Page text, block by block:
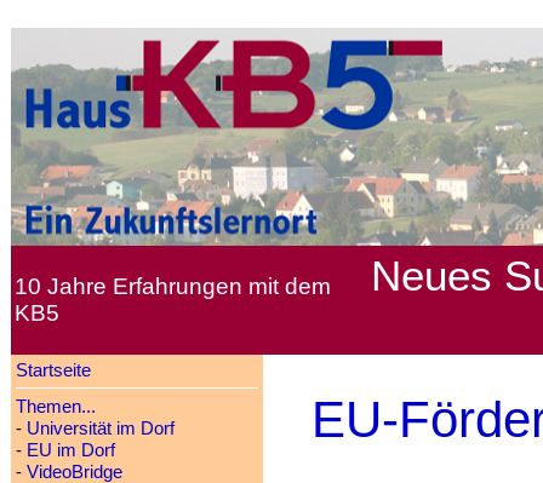
10 Jahre Erfahrungen mit dem
KB5
Neues
Startseite
Themen...
- Universität im Dorf
- EU im Dorf
- VideoBridge
EU-